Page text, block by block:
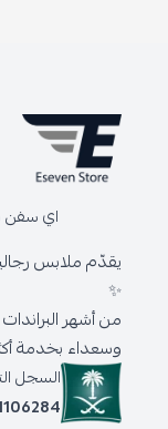
اي سفن
يقدّم ملابس
✨
من أشهر البراندات
وسعداء بخدمة أكثر من 300,000 عميل
السجل